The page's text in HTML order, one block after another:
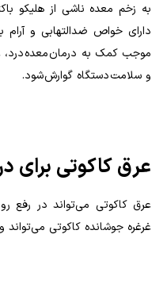
به زخم معده ناشی از هلیکو
دارای خواص ضدالتهابی و
موجب کمک به درمان معده
و سلامت دستگاه گوارش شود.
عرق کاکوتی برای
عرق کاکوتی می‌تواند در رفع
غرغره جوشانده کاکوتی می‌تواند